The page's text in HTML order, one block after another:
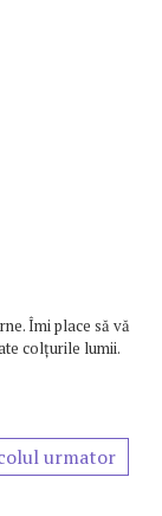
Îmi place să vă
colțurile lumii.
urmator